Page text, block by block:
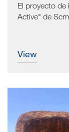
El proyecto
Active" de
view